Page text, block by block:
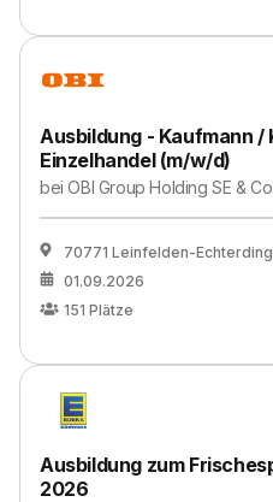
Ausbildung - Kaufmann /
Einzelhandel (m/w/d)
beiOBI Group Holding SE &
70771 Leinfelden-
01.09.2026
151 Plätze
Ausbildung zum
2026